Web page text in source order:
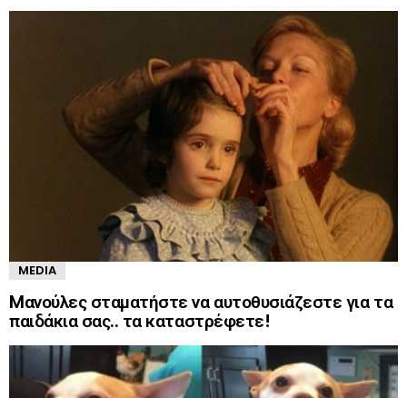
MEDIA
Mανούλες σταματήστε να αυτοθυσιάζεστε για τα
παιδάκια σας.. τα καταστρέφετε!